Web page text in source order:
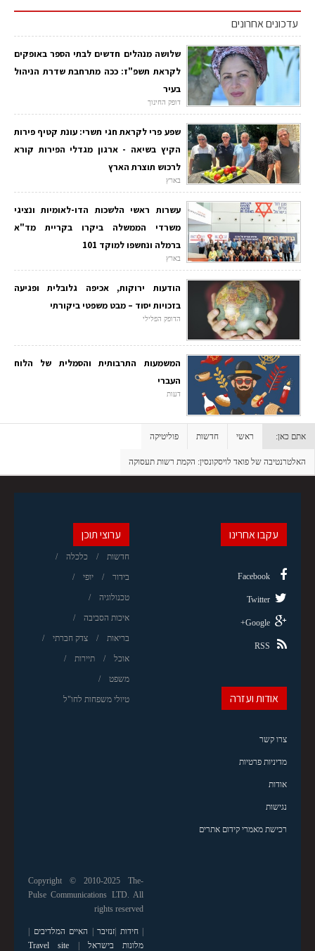
עדכונים אחרונים
שלושה מנהלים חדשים לבתי הספר באופקים
לקראת תשפ"ז: ככה מתרחבת שדרת הניהול
בעיר
דופק החינוך
שפע פרי לקראת חגי תשרי: עונת קטיף פירות
הקיץ בשיאה - ארגון מגדלי הפירות קורא
לרכוש תוצרת הארץ
בארץ
עשרות ראשי הלשכות הדו-לאומיות ונציגי
משרדי הממשלה ביקרו בקריית מד"א
ברמלה ונחשפו למוקד 101
בארץ
הודעות ירוקות, אכיפה גלובלית ופגיעה
בזכויות יסוד – מבט משפטי ביקורתי
הדופק הפלילי
המשמעות התרבותית והסמלית של הלוח
העברי
דעות
אתם כאן: ראשי חדשות פוליטיקה
האלטרנטיבה של פואד לויסקונסין: הקמת רשות תעסוקה
ערוצי תוכן
חדשות כלכלה
בידור יופי
טכנולוגיה
איכות הסביבה
בריאות צדק חברתי
אוכל תיירות
משפט
טיולי משפחות לחו"ל
עקבו אחרינו
Facebook
Twitter
Google+
RSS
אודות ועזרה
צרו קשר
מדיניות פרטיות
אודות
נגישות
רכישת מאמרי קידום אתרים
Copyright © 2010-2025 The-
Pulse Communications LTD. All
rights reserved
|חידות |זנזיבר | האיים המלדיבים |
מלונות בישראל |
Travel site